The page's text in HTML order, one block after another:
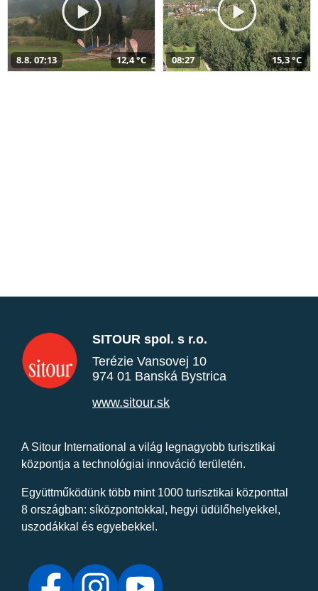
8.8. 07:13 12,4 °C 08:27 15,3 °C
SITOUR spol. s r.o.
Terézie Vansovej 10
974 01 Banská Bystrica
www.sitour.sk
A Sitour International a világ legnagyobb turisztikai
központja a technológiai innováció területén.
Együttműködünk több mint 1000 turisztikai központtal
8 országban: síközpontokkal, hegyi üdülőhelyekkel,
uszodákkal és egyebekkel.